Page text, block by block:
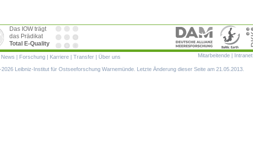
Das IOW trägt
das Prädikat
Total E-Quality
Mitarbeitende | Intranet
News | Forschung | Karriere | Transfer | Über uns
Leibniz-Institut für Ostseeforschung Warnemünde. Letzte Änderung dieser Seite am 21.05.2013.